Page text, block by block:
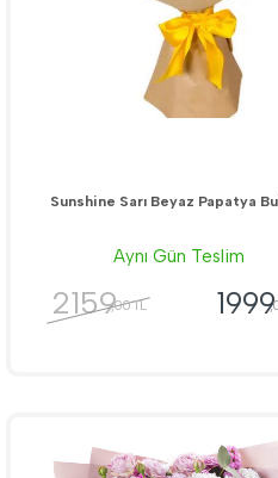
Sunshine Sarı Beyaz Papatya
Aynı Gün Teslim
2159,00 TL 1999